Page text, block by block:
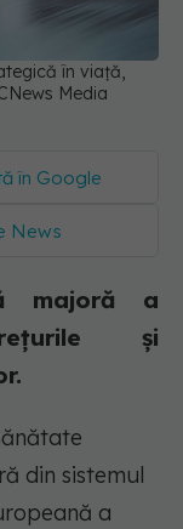
în viață,
Media
în Google
News
majoră a
și
din sistemul
a